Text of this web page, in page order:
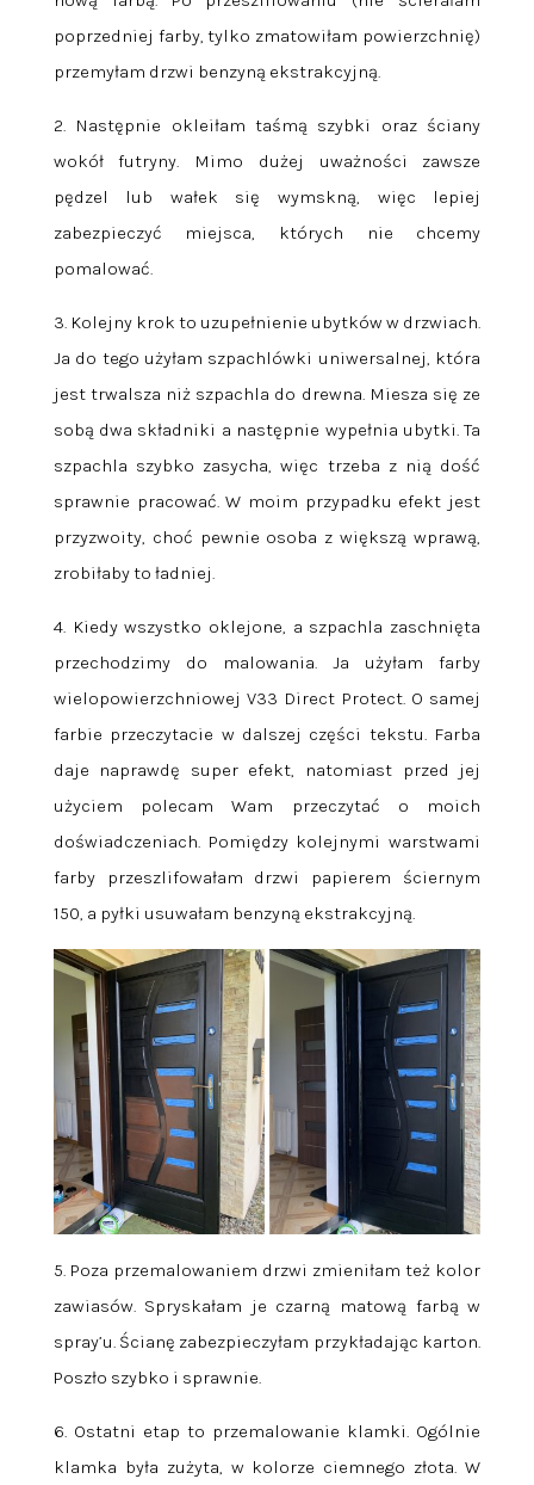
poprzedniej farby, tylko zmatowiłam powierzchnię)
przemyłam drzwi benzyną ekstrakcyjną.
2. Następnie okleiłam taśmą szybki oraz ściany
wokół futryny. Mimo dużej uważności zawsze
pędzel lub wałek się wymskną, więc lepiej
zabezpieczyć miejsca, których nie chcemy
pomalować.
3. Kolejny krok to uzupełnienie ubytków w drzwiach.
Ja do tego użyłam szpachlówki uniwersalnej, która
jest trwalsza niż szpachla do drewna. Miesza się ze
sobą dwa składniki a następnie wypełnia ubytki. Ta
szpachla szybko zasycha, więc trzeba z nią dość
sprawnie pracować. W moim przypadku efekt jest
przyzwoity, choć pewnie osoba z większą wprawą,
zrobiłaby to ładniej.
4. Kiedy wszystko oklejone, a szpachla zaschnięta
przechodzimy do malowania. Ja użyłam farby
wielopowierzchniowej V33 Direct Protect. O samej
farbie przeczytacie w dalszej części tekstu. Farba
daje naprawdę super efekt, natomiast przed jej
użyciem polecam Wam przeczytać o moich
doświadczeniach. Pomiędzy kolejnymi warstwami
farby przeszlifowałam drzwi papierem ściernym
150, a pyłki usuwałam benzyną ekstrakcyjną.
5. Poza przemalowaniem drzwi zmieniłam też kolor
zawiasów. Spryskałam je czarną matową farbą w
spray’u. Ścianę zabezpieczyłam przykładając karton.
Poszło szybko i sprawnie.
6. Ostatni etap to przemalowanie klamki. Ogólnie
klamka była zużyta, w kolorze ciemnego złota. W